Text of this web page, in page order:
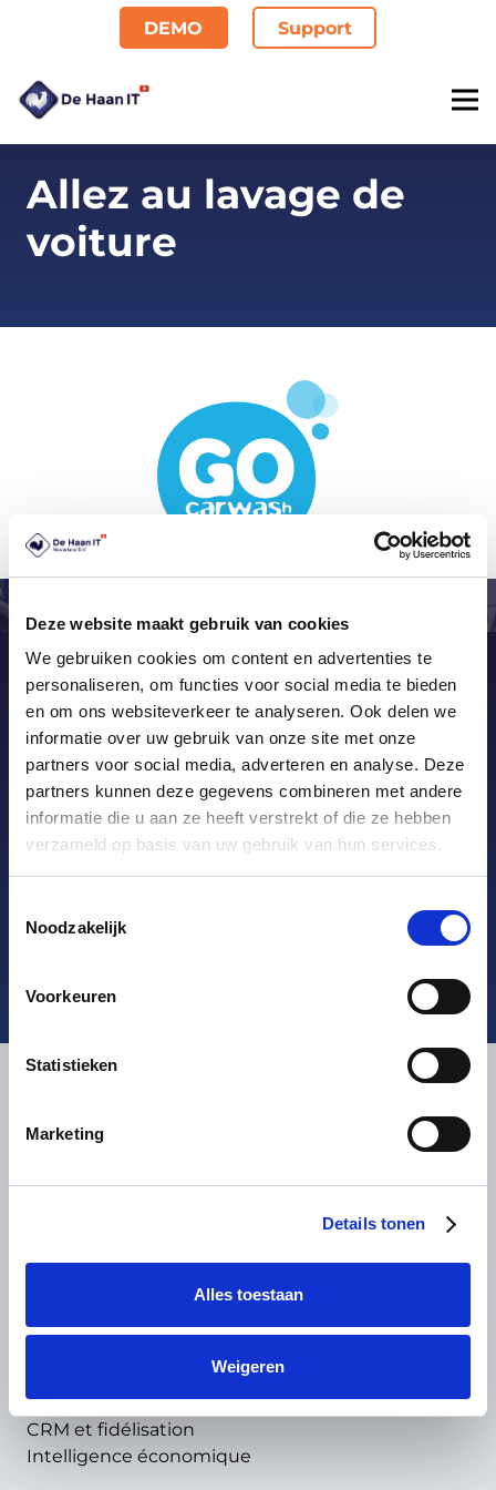
Deze website maakt gebruik van cookies
We gebruiken cookies om content en advertenties te
personaliseren, om functies voor social media te bieden
en om ons websiteverkeer te analyseren. Ook delen we
informatie over uw gebruik van onze site met onze
partners voor social media, adverteren en analyse. Deze
partners kunnen deze gegevens combineren met andere
informatie die u aan ze heeft verstrekt of die ze hebben
verzameld op basis van uw gebruik van hun services.
Noodzakelijk
Voorkeuren
Statistieken
Marketing
Details tonen
Alles toestaan
Weigeren
DEMO Support
Allez au lavage de
voiture
En savoir plus ? Entrer en
contact
Vous souhaitez plus d’informations sur nos
systèmes de caisse complets qui répondent à vos
besoins ? N’hésitez pas à contacter nos
spécialistes. Nous sommes heureux de discuter
Appeler : +31 (0)36 – 536 41 69 [24/7
Manuscriptstraat 2
Commande
Contrôle d’accès
CRM et fidélisation
Intelligence économique